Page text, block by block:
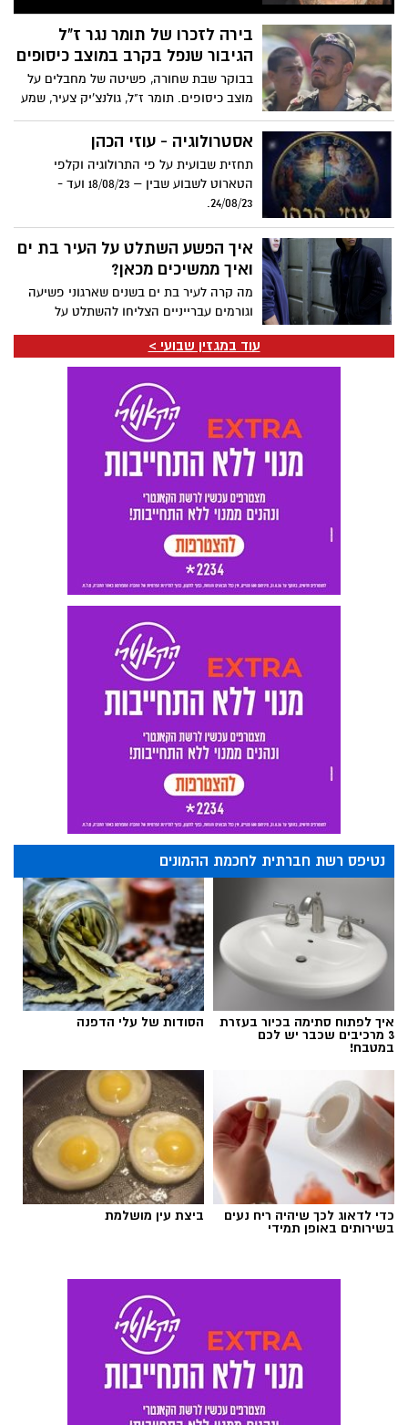
בירה לזכרו של תומר נגר ז"ל
הגיבור שנפל בקרב במוצב כיסופים
בבוקר שבת שחורה, פשיטה של מחבלים על
מוצב כיסופים. תומר ז"ל, גולנצ'יק צעיר, שמע
את ההוראה להיכנס פנימה, אך לא ציית.
מתוך אומץ לב בלתי רגיל, הוא בחר להמשיך
של תומר הצילה את חבריו שהסתתרו
במיגונית. הוא נתן להם זמן יקר להתארגן
ולהגן על עצמם. תומר ז"ל נפל בקרב, אך
גבורתו תיזכר לנצח. כעת, חבריו ומשפחתו
החליטו להנציח את זכרו בדרך מיוחדת
אסטרולוגיה - עוזי הכהן
תחזית שבועית על פי התרולוגיה וקלפי
הטארוט לשבוע שבין – 18/08/23 ועד -
24/08/23.
איך הפשע השתלט על העיר בת ים
ואיך ממשיכים מכאן?
מה קרה לעיר בת ים בשנים שארגוני פשיעה
וגורמים עברייניים הצליחו להשתלט על
שיעצור את התופעה ויאפשר לבת ימים לצאת
לרחוב בביטחון ובראש מורם? מדוע אין כבר
בטחון גם לעסקים וגם בבנייני המגורים?
הכיצד כבר אי אפשר יותר אפילו להשתזף
בשקט או לבלות על חוף הים כשסוסים
ועליהם בני מיעוטים, דוהרים בין רגלי
הנופשים ומסכנים את בריאותם ואף אחד לא
מעז להעיף אותם משם? מדוע בעיריית בת ים
חוששים לטפל בנושא זה? ממי ראש העיר
מפחד? מהו "מודל דובאי" שמציע שלומי
לחיאני המבקש לחזור לראשות העיר כדי
לעשות סדר?
עוד במגזין שבועי >
נטיפס רשת חברתית לחכמת ההמונים
איך לפתוח סתימה בכיור בעזרת
3 מרכיבים שכבר יש לכם
במטבח!
הסודות של עלי הדפנה
כדי לדאוג לכך שיהיה ריח נעים
בשירותים באופן תמידי
ביצת עין מושלמת